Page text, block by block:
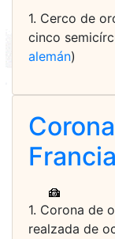
1. Cerco de
cinco
alemán)
Francia
1. Corona de
realzada de